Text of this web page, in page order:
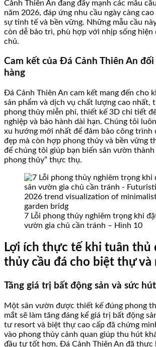
Cảnh Thiên An đang đẩy mạnh các mẫu
năm 2026, đáp ứng nhu cầu ngày càng
sự tinh tế và bền vững. Những mẫu cầu
còn dễ bảo trì, phù hợp với nhịp sống hiện
chủ.
Cam kết của Đá Cảnh Thiên An
hàng
Đá Cảnh Thiên An cam kết mang đến cho
sản phẩm và dịch vụ chất lượng cao nhất,
phong thủy miễn phí, thiết kế 3D chi tiết
nghiệp và bảo hành dài hạn. Chúng tôi
xu hướng mới nhất để đảm bảo công trình
đẹp mà còn hợp phong thủy và bền vững
để chúng tôi giúp bạn biến sân vườn
phong thủy” thực thụ.
7 Lỗi phong thủy nghiêm trọng khi
vườn gia chủ cần tránh – Hình 10
Lợi ích thực tế khi tuân thủ
thủy cầu đá cho biệt thự và
Tăng giá trị bất động sản và sức
Một sân vườn được thiết kế đúng phong
mắt sẽ làm tăng đáng kể giá trị bất động
tư resort và biệt thự cao cấp đã chứng
vào phong thủy cảnh quan giúp thu hút
đầu tư tốt hơn. Đá Cảnh Thiên An đã thực